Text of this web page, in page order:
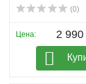
(0)
Цена: 2